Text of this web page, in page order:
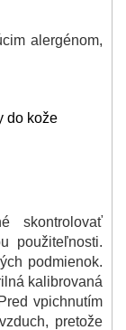
alergénom,
do kože
skontrolovať
použiteľnosti.
podmienok.
kalibrovaná
vpichnutím
pretože